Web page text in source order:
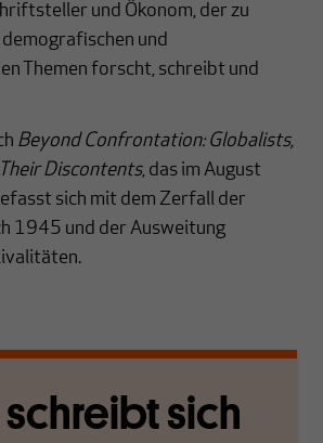
und Ökonom, der zu
und
Themen forscht, schreibt und
Beyond Confrontation: Globalists,
Discontents, das im August
sich mit dem Zerfall der
1945 und der Ausweitung
sich